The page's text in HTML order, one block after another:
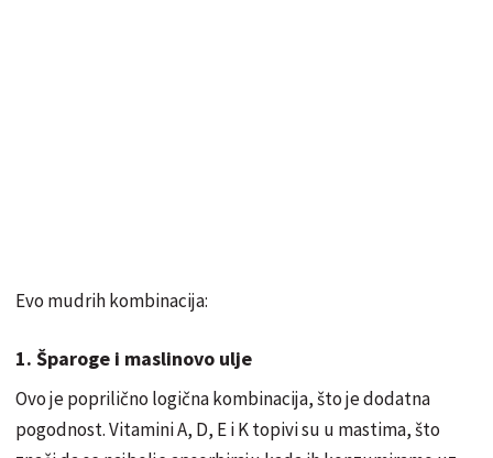
Evo mudrih kombinacija:
1. Šparoge i maslinovo ulje
Ovo je poprilično logična kombinacija, što je dodatna
pogodnost. Vitamini A, D, E i K topivi su u mastima, što